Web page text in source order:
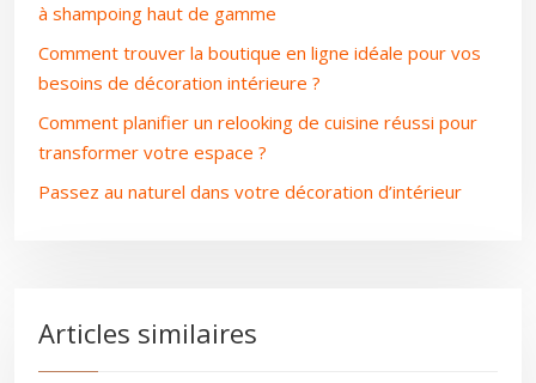
à shampoing haut de gamme
Comment trouver la boutique en ligne idéale pour vos
besoins de décoration intérieure ?
Comment planifier un relooking de cuisine réussi pour
transformer votre espace ?
Passez au naturel dans votre décoration d’intérieur
Articles similaires